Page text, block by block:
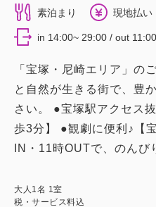
素泊まり 現地払い
in 14:00~ 29:00 / out
「宝塚・尼崎エリア」の
と自然が生きる街で、豊
さい。 ●宝塚駅アクセス
歩3分】 ●観劇に便利♪【
IN・11時OUTで、のんび
大人 1名 1室
税・サービス料込